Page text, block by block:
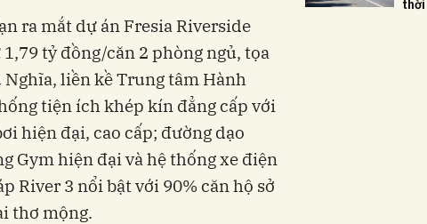
ra mắt dự án Fresia Riverside
tỷ đồng/căn 2 phòng ngủ, tọa
liền kề Trung tâm Hành
tiện ích khép kín đẳng cấp với
hiện đại, cao cấp; đường dạo
Gym hiện đại và hệ thống xe điện
River 3 nổi bật với 90% căn hộ sở
thơ mộng.
thời